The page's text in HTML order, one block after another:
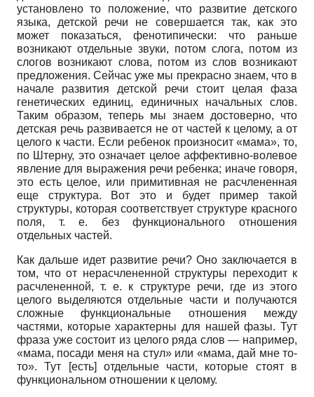
установлено то положение, что развитие детского
языка, детской речи не совершается так, как это
может показаться, фенотипи­чески: что раньше
возникают отдельные звуки, потом слога, потом из
слогов возникают слова, потом из слов возникают
предложения. Сейчас уже мы прекрасно знаем, что в
начале развития детской речи стоит целая фаза
генетических единиц, единичных начальных слов.
Таким образом, теперь мы знаем достоверно, что
детская речь развивается не от частей к целому, а от
целого к части. Если ребенок произносит «мама», то,
по Штерну, это означает целое аффективно-волевое
явление для выражения речи ребенка; иначе говоря,
это есть целое, или примитивная не расчлененная
еще структура. Вот это и будет пример такой
структуры, которая соответствует структуре красного
поля, т. е. без функционального отношения
отдельных частей.
Как дальше идет развитие речи? Оно заключается в
том, что от нерасчлененной структуры переходит к
расчлененной, т. е. к структуре речи, где из этого
целого выделяются отдельные части и получаются
сложные функциональные отношения между
частями, которые характерны для нашей фазы. Тут
фраза уже состоит из целого ряда слов — например,
«мама, посади меня на стул» или «мама, дай мне то-
то». Тут [есть] отдельные части, которые стоят в
функциональном отношении к целому.